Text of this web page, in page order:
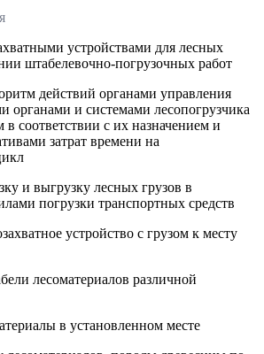
устройствами для лесных
штабелевочно-погрузочных работ
действий органами управления
органами и системами лесопогрузчика
соответствии с их назначением и
затрат времени на
и выгрузку лесных грузов в
погрузки транспортных средств
устройство с грузом к месту
лесоматериалов различной
в установленном месте